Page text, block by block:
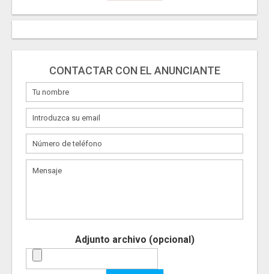
CONTACTAR CON EL ANUNCIANTE
Adjunto archivo (opcional)